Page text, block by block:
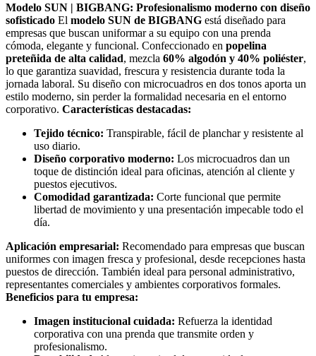
Modelo SUN | BIGBANG: Profesionalismo moderno con diseño
sofisticado El modelo SUN de BIGBANG está diseñado para
empresas que buscan uniformar a su equipo con una prenda
cómoda, elegante y funcional. Confeccionado en popelina
preteñida de alta calidad, mezcla 60% algodón y 40% poliéster,
lo que garantiza suavidad, frescura y resistencia durante toda la
jornada laboral. Su diseño con microcuadros en dos tonos aporta un
estilo moderno, sin perder la formalidad necesaria en el entorno
corporativo. Características destacadas:
Tejido técnico: Transpirable, fácil de planchar y resistente al
uso diario.
Diseño corporativo moderno: Los microcuadros dan un
toque de distinción ideal para oficinas, atención al cliente y
puestos ejecutivos.
Comodidad garantizada: Corte funcional que permite
libertad de movimiento y una presentación impecable todo el
día.
Aplicación empresarial: Recomendado para empresas que buscan
uniformes con imagen fresca y profesional, desde recepciones hasta
puestos de dirección. También ideal para personal administrativo,
representantes comerciales y ambientes corporativos formales.
Beneficios para tu empresa:
Imagen institucional cuidada: Refuerza la identidad
corporativa con una prenda que transmite orden y
profesionalismo.